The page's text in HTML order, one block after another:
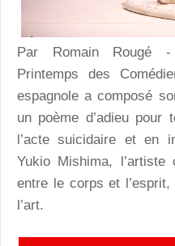
Par Romain Rougé -
Printemps des
espagnole a composé
un poème d’adieu
l’acte suicidaire et en
Yukio Mishima,
entre le corps et
l’art.